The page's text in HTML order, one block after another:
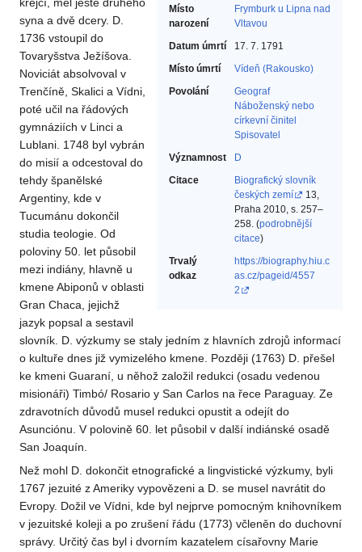
Místo
narození
Frymburk u Lipna nad
Vltavou
Datum úmrtí
17. 7. 1791
Místo úmrtí
Vídeň (Rakousko)
Povolání
Geograf‎
Náboženský nebo
církevní činitel‎
Spisovatel‎
Významnost
D
Citace
Biografický slovník
českých zemí
13,
Praha 2010, s. 257–
258. (podrobnější
citace)
Trvalý
odkaz
https://biography.hiu.c
as.cz/pageid/4557
2
syna a dvě dcery. D.
1736 vstoupil do
Tovaryšstva Ježíšova.
Noviciát absolvoval v
Trenčíně, Skalici a Vídni,
poté učil na řádových
gymnáziích v Linci a
Lublani. 1748 byl vybrán
do misií a odcestoval do
tehdy španělské
Argentiny, kde v
Tucumánu dokončil
studia teologie. Od
poloviny 50. let působil
mezi indiány, hlavně u
kmene Abiponů v oblasti
Gran Chaca, jejichž
jazyk popsal a sestavil
slovník. D. výzkumy se staly jedním z hlavních zdrojů informací
o kultuře dnes již vymizelého kmene. Později (1763) D. přešel
ke kmeni Guaraní, u něhož založil redukci (osadu vedenou
misionáři) Timbó/ Rosario y San Carlos na řece Paraguay. Ze
zdravotních důvodů musel redukci opustit a odejít do
Asunciónu. V polovině 60. let působil v další indiánské osadě
San Joaquín.
Než mohl D. dokončit etnografické a lingvistické výzkumy, byli
1767 jezuité z Ameriky vypovězeni a D. se musel navrátit do
Evropy. Dožil ve Vídni, kde byl nejprve pomocným knihovníkem
v jezuitské koleji a po zrušení řádu (1773) včleněn do duchovní
správy. Určitý čas byl i dvorním kazatelem císařovny Marie